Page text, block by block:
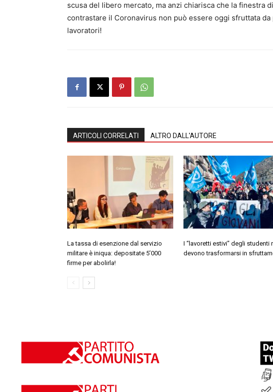
scusa del libero mercato, ma anzi chiarisca che la finestra
contrastare il Coronavirus non può essere oggi sfruttata
lavoratori!
ARTICOLI CORRELATI ALTRO DALL'AUTORE
La tassa di esenzione dal servizio
militare è iniqua: depositate 5’000
firme per abolirla!
I “lavoretti estivi” degli studenti
devono trasformarsi in